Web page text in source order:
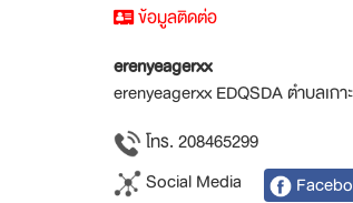
ข้อมูลติดต่อ
erenyeagerxx
erenyeagerxx EDQSDA ตำบลเก
โทร. 208465299
Social Media